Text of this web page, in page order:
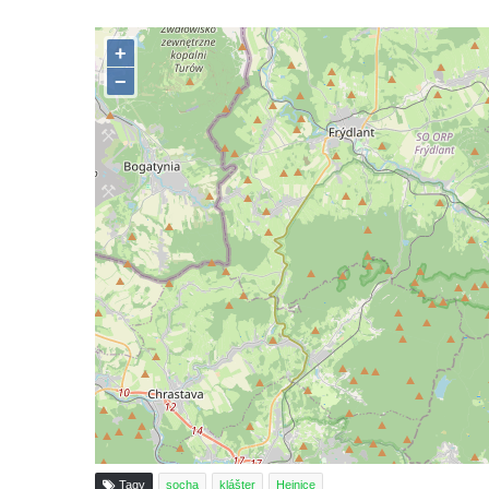
Poslední dochovaný tramvajový sloup na
Pražské třídě v Českých Budějovicích
Socha Civilizovaní na Husově třídě v
Českých Budějovicích
Socha svatého Jana Nepomuckého Na
Sadech u Mlýnské stoky v Českých
Budějovicích
Sochy brouků u Mlýnské stoky v Českých
Budějovicích
Socha svatého Vincence Ferrerského na
nádvoří kláštera dominikánů v Českých
Budějovicích
Socha svatého Zachariáše na nádvoří
kláštera dominikánů v Českých
Budějovicích
Tagy socha klášter Hejnice